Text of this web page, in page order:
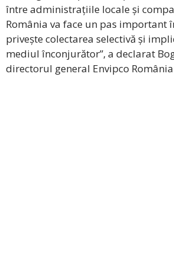
între administrațiile locale și
România va face un pas important
privește colectarea selectivă și
mediul înconjurător”, a declarat
directorul general Envipco